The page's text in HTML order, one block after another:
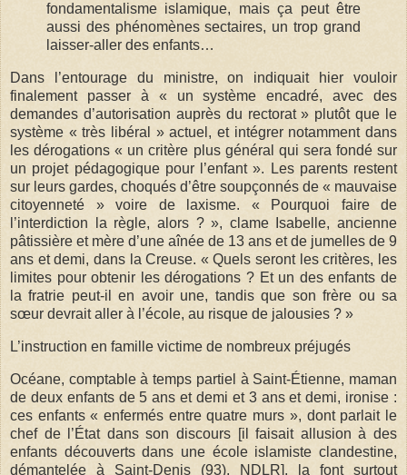
fondamentalisme islamique, mais ça peut être
aussi des phénomènes sectaires, un trop grand
laisser-aller des enfants…
Dans l’entourage du ministre, on indiquait hier vouloir
finalement passer à « un système encadré, avec des
demandes d’autorisation auprès du rectorat » plutôt que le
système « très libéral » actuel, et intégrer notamment dans
les dérogations « un critère plus général qui sera fondé sur
un projet pédagogique pour l’enfant ». Les parents restent
sur leurs gardes, choqués d’être soupçonnés de « mauvaise
citoyenneté » voire de laxisme. « Pourquoi faire de
l’interdiction la règle, alors ? », clame Isabelle, ancienne
pâtissière et mère d’une aînée de 13 ans et de jumelles de 9
ans et demi, dans la Creuse. « Quels seront les critères, les
limites pour obtenir les dérogations ? Et un des enfants de
la fratrie peut-il en avoir une, tandis que son frère ou sa
sœur devrait aller à l’école, au risque de jalousies ? »
L’instruction en famille victime de nombreux préjugés
Océane, comptable à temps partiel à Saint-Étienne, maman
de deux enfants de 5 ans et demi et 3 ans et demi, ironise :
ces enfants « enfermés entre quatre murs », dont parlait le
chef de l’État dans son discours [il faisait allusion à des
enfants découverts dans une école islamiste clandestine,
démantelée à Saint-Denis (93), NDLR], la font surtout